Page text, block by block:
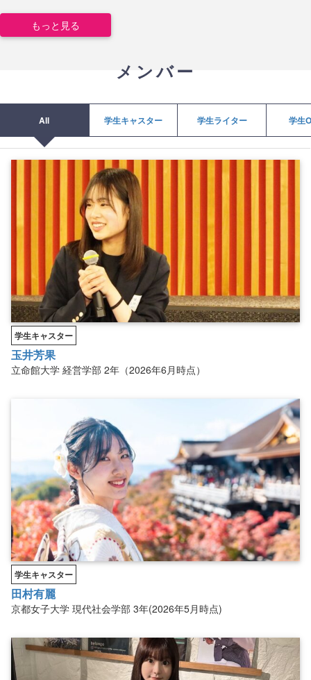
もっと見る
メンバー
All 学生キャスター 学生ライター 学生
学生キャスター
玉井芳果
立命館大学 経営学部 2年（2026年6月時点）
学生キャスター
田村有麗
京都女子大学 現代社会学部 3年(2026年5月時点)